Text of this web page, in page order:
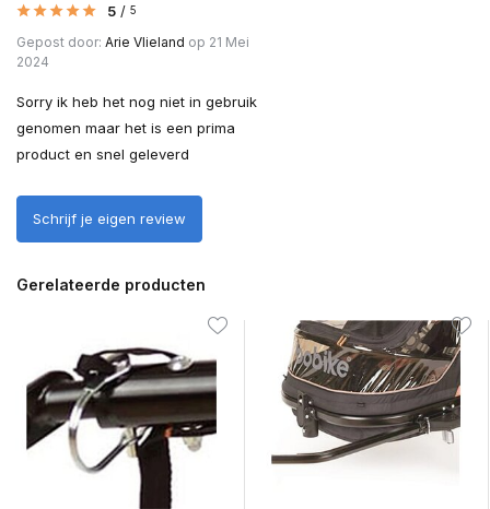
5 / 5
Gepost door: Arie Vlieland op 21 Mei
2024
Sorry ik heb het nog niet in gebruik
genomen maar het is een prima
product en snel geleverd
Schrijf je eigen review
Gerelateerde producten